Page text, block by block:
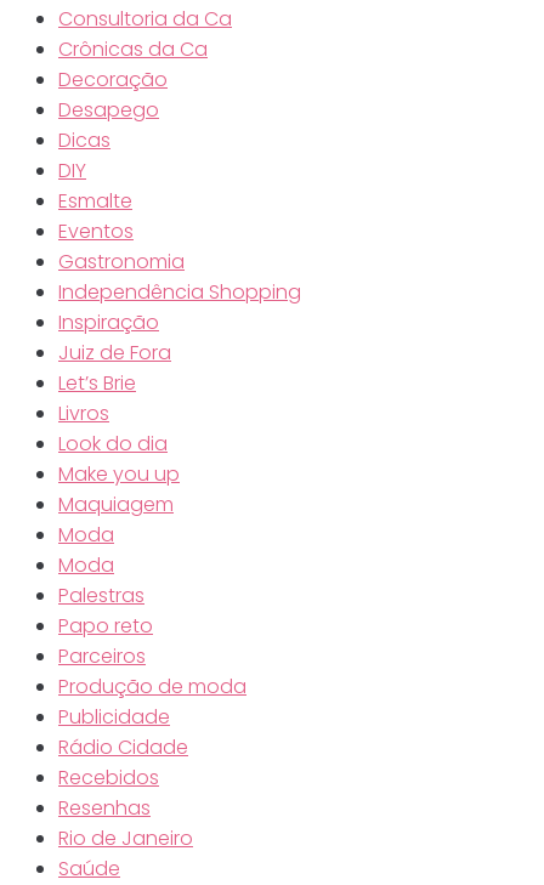
Consultoria da Ca
Crônicas da Ca
Decoração
Desapego
Dicas
DIY
Esmalte
Eventos
Gastronomia
Independência Shopping
Inspiração
Juiz de Fora
Let’s Brie
Livros
Look do dia
Make you up
Maquiagem
Moda
Moda
Palestras
Papo reto
Parceiros
Produção de moda
Publicidade
Rádio Cidade
Recebidos
Resenhas
Rio de Janeiro
Saúde